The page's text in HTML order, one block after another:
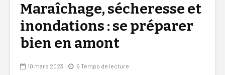
Maraîchage, sécheresse et
inondations : se préparer
bien en amont
10 mars 2023 6 Temps de lecture